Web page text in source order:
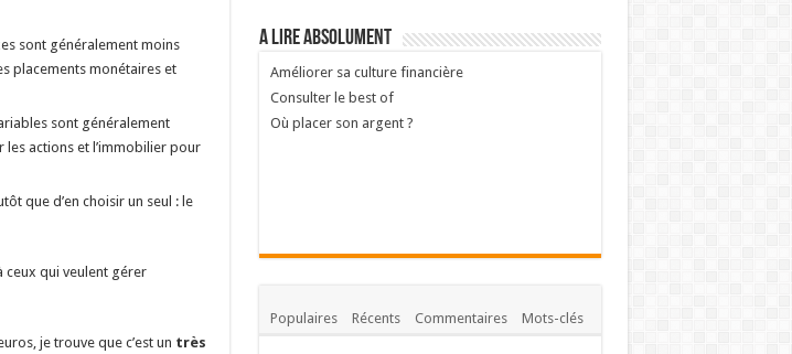
sont généralement moins
placements monétaires et
sont généralement
actions et l’immobilier pour
que d’en choisir un seul : le
qui veulent gérer
je trouve que c’est un très
A lire absolument
Améliorer sa culture financière
Consulter le best of
Où placer son argent ?
Populaires Récents Commentaires Mots-clés